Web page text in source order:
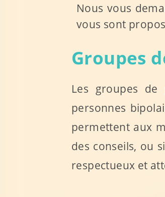
Nous vous
vous sont
Groupes
Les groupes de
personnes
permettent aux
des conseils, ou
respectueux et